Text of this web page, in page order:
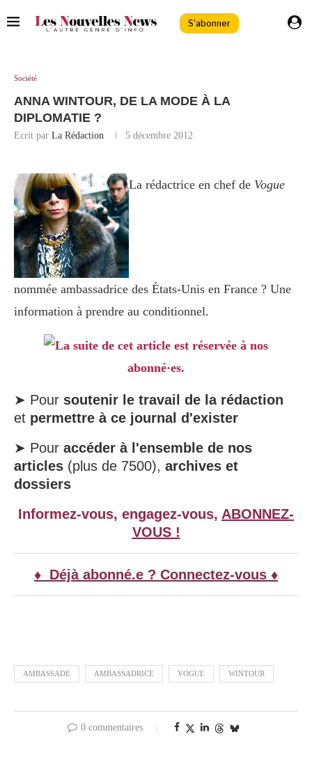
S'abonner
Société
ANNA WINTOUR, DE LA MODE À LA
DIPLOMATIE ?
Ecrit par La Rédaction 5 décembre 2012
La rédactrice en chef de Vogue
nommée ambassadrice des États-Unis en France ? Une
information à prendre au conditionnel.
La suite de cet article est réservée à nos
abonné·es.
➤ Pour soutenir le travail de la rédaction
et permettre à ce journal d'exister
➤ Pour accéder à l'ensemble de nos
articles (plus de 7500), archives et
dossiers
Informez-vous, engagez-vous, ABONNEZ-
VOUS !
♦ Déjà abonné.e ? Connectez-vous ♦
AMBASSADE AMBASSADRICE VOGUE WINTOUR
0 commentaires